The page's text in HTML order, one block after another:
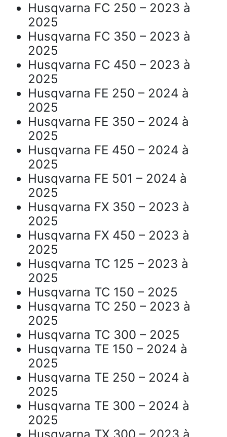
Husqvarna FC 250 – 2023 à
2025
Husqvarna FC 350 – 2023 à
2025
Husqvarna FC 450 – 2023 à
2025
Husqvarna FE 250 – 2024 à
2025
Husqvarna FE 350 – 2024 à
2025
Husqvarna FE 450 – 2024 à
2025
Husqvarna FE 501 – 2024 à
2025
Husqvarna FX 350 – 2023 à
2025
Husqvarna FX 450 – 2023 à
2025
Husqvarna TC 125 – 2023 à
2025
Husqvarna TC 150 – 2025
Husqvarna TC 250 – 2023 à
2025
Husqvarna TC 300 – 2025
Husqvarna TE 150 – 2024 à
2025
Husqvarna TE 250 – 2024 à
2025
Husqvarna TE 300 – 2024 à
2025